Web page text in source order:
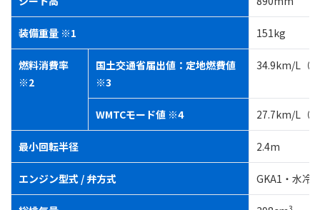
装備重量 ※1 151kg
燃料消費率
※2
国土交通省届出値：定地燃費値
※3
34.9km/L（
WMTCモード値 ※4 27.7km/L（
最小回転半径 2.4m
エンジン型式 / 弁方式 GKA1・水冷